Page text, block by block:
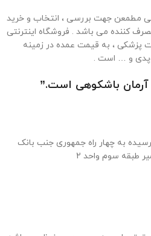
مطمعن جهت بررسی ، انتخاب و خرید
کننده می باشد . فروشگاه اینترنتی
پزشکی ، به قیمت عمده در زمینه
و … است .
باشکوهی است.”
به چهار راه جمهوری جنب بانک